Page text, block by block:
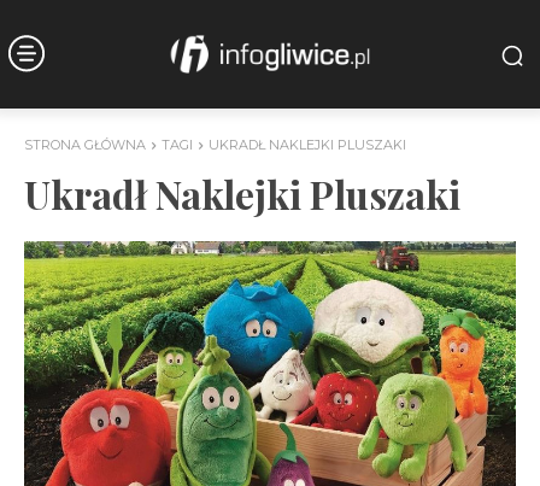
STRONA GŁÓWNA TAGI UKRADŁ NAKLEJKI PLUSZAKI
Ukradł Naklejki Pluszaki